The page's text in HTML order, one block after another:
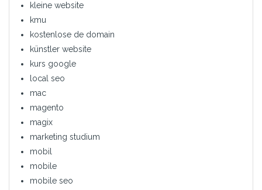
kleine website
kmu
kostenlose de domain
künstler website
kurs google
local seo
mac
magento
magix
marketing studium
mobil
mobile
mobile seo